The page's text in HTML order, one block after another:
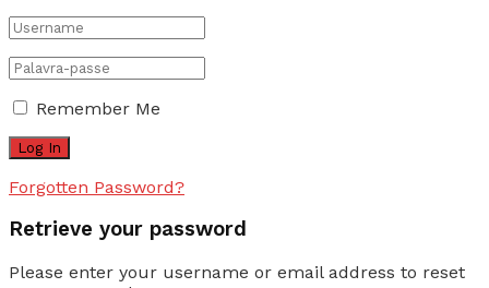
Remember Me
Forgotten Password?
Retrieve your password
Please enter your username or email address to reset